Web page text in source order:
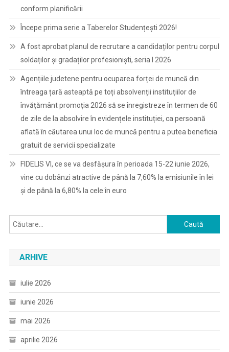
conform planificării
Începe prima serie a Taberelor Studențești 2026!
A fost aprobat planul de recrutare a candidaților pentru corpul
soldaților și gradaților profesioniști, seria I 2026
Agențiile judetene pentru ocuparea forței de muncă din
întreaga țară asteaptă pe toți absolvenții instituțiilor de
învățământ promoția 2026 să se înregistreze în termen de 60
de zile de la absolvire în evidențele instituției, ca persoană
aflată în căutarea unui loc de muncă pentru a putea beneficia
gratuit de servicii specializate
FIDELIS VI, ce se va desfășura în perioada 15-22 iunie 2026,
vine cu dobânzi atractive de până la 7,60% la emisiunile în lei
și de până la 6,80% la cele în euro
Caută
după:
ARHIVE
iulie 2026
iunie 2026
mai 2026
aprilie 2026